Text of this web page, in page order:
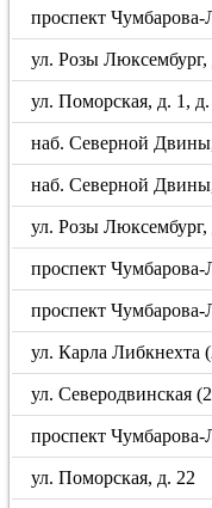
проспект
ул. Розы Люксембург,
ул. Поморская, д. 1,
наб. Северной
наб. Северной
ул. Розы Люксембург,
проспект
проспект
ул. Карла Либкнехта
ул. Северодвинская
проспект Чумбарова-
ул. Поморская, д. 22